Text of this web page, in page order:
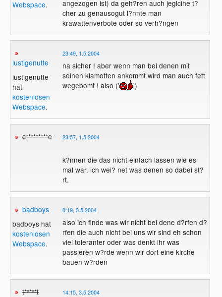
Webspace.
angezogen ist) da geh?ren auch jeglcihe t?
cher zu genausogut l?nnte man
krawattenverbote oder so verh?ngen
lustigenutte
lustigenutte
hat
kostenlosen
Webspace.
23:49, 1.5.2004
na sicher ! aber wenn man bei denen mit
seinen klamotten ankommt wird man auch fett
wegebomt ! also ('
')
c*********e 23:57, 1.5.2004
k?nnen die das nicht einfach lassen wie es
mal war. ich wei? net was denen so dabei st?
rt.
badboys
badboys hat
kostenlosen
Webspace.
0:19, 3.5.2004
also ich finde was wir nicht bei dene d?rfen d?
rfen die auch nicht bei uns wir sind eh schon
viel toleranter oder was denkt ihr was
passieren w?rde wenn wir dort eine kirche
bauen w?rden
t*****t 14:15, 3.5.2004